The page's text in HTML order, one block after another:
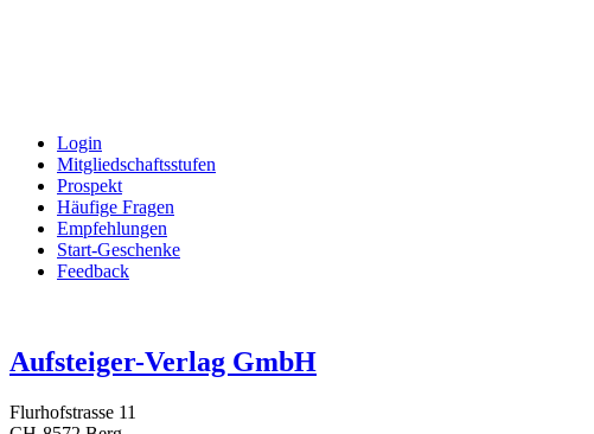
Login
Mitgliedschaftsstufen
Prospekt
Häufige Fragen
Empfehlungen
Start-Geschenke
Feedback
Aufsteiger-Verlag GmbH
Flurhofstrasse 11